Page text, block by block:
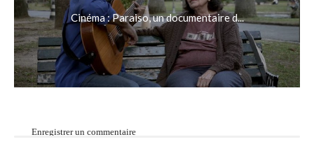
Cinéma : Paraiso, un documentaire d...
Enregistrer un commentaire